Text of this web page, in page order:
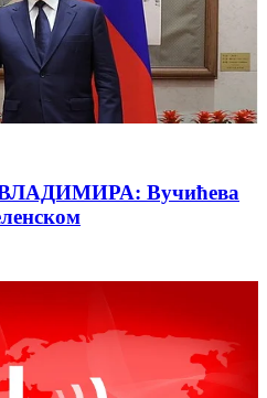
Вучићева